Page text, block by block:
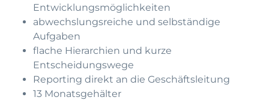
Entwicklungsmöglichkeiten
abwechslungsreiche und selbständige
Aufgaben
flache Hierarchien und kurze
Entscheidungswege
Reporting direkt an die Geschäftsleitung
13 Monatsgehälter